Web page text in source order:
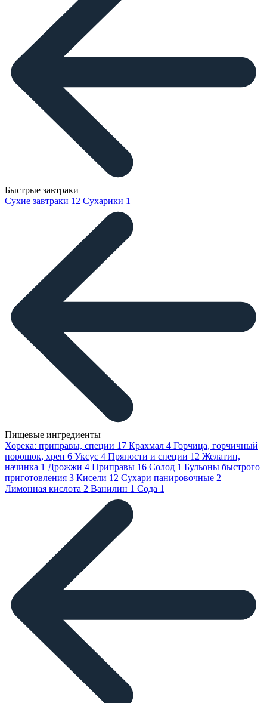
Быстрые завтраки
Сухие завтраки 12 Сухарики 1
Пищевые ингредиенты
Хорека: приправы, специи 17 Крахмал 4 Горчица, горчичный
порошок, хрен 6 Уксус 4 Пряности и специи 12 Желатин,
начинка 1 Дрожжи 4 Приправы 16 Солод 1 Бульоны быстрого
приготовления 3 Кисели 12 Сухари панировочные 2
Лимонная кислота 2 Ванилин 1 Сода 1